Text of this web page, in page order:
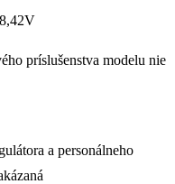
príslušenstva modelu nie
a personálneho